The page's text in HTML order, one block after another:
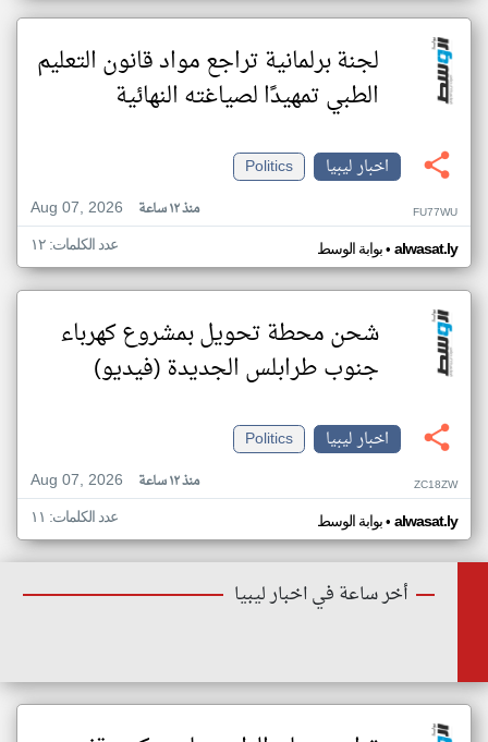
لجنة برلمانية تراجع مواد قانون التعليم
الطبي تمهيدًا لصياغته النهائية
اخبار ليبيا
Politics
Aug 07, 2026
منذ ١٢ ساعة FU77WU
بوابة الوسط• alwasat.ly عدد الكلمات: ١٢
شحن محطة تحويل بمشروع كهرباء
جنوب طرابلس الجديدة (فيديو)
اخبار ليبيا
Politics
Aug 07, 2026
منذ ١٢ ساعة ZC18ZW
بوابة الوسط• alwasat.ly عدد الكلمات: ١١
أخر ساعة في اخبار ليبيا